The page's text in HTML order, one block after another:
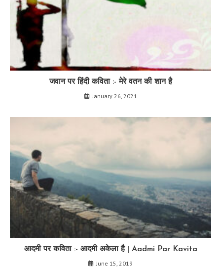
जवान पर हिंदी कविता :- मेरे वतन की शान है
January 26, 2021
आदमी पर कविता :- आदमी अकेला है | Aadmi Par Kavita
June 15, 2019